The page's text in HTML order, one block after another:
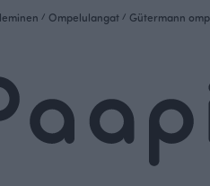
/ Ompelulangat / Gütermann